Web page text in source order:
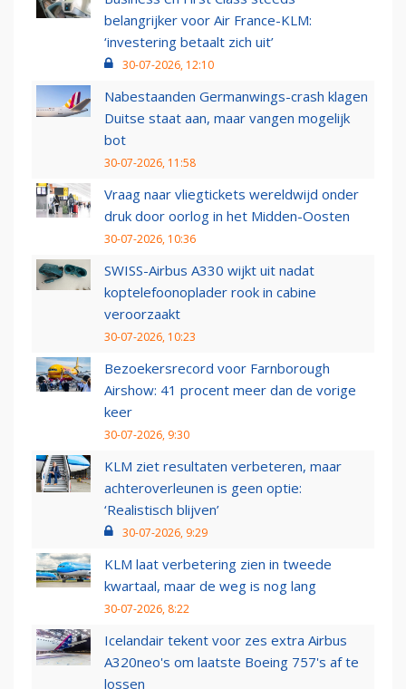
belangrijker voor Air France-KLM:
‘investering betaalt zich uit’
30-07-2026, 12:10
Nabestaanden Germanwings-crash klagen
Duitse staat aan, maar vangen mogelijk
bot
30-07-2026, 11:58
Vraag naar vliegtickets wereldwijd onder
druk door oorlog in het Midden-Oosten
30-07-2026, 10:36
SWISS-Airbus A330 wijkt uit nadat
koptelefoonoplader rook in cabine
veroorzaakt
30-07-2026, 10:23
Bezoekersrecord voor Farnborough
Airshow: 41 procent meer dan de vorige
keer
30-07-2026, 9:30
KLM ziet resultaten verbeteren, maar
achteroverleunen is geen optie:
‘Realistisch blijven’
30-07-2026, 9:29
KLM laat verbetering zien in tweede
kwartaal, maar de weg is nog lang
30-07-2026, 8:22
Icelandair tekent voor zes extra Airbus
A320neo's om laatste Boeing 757's af te
lossen